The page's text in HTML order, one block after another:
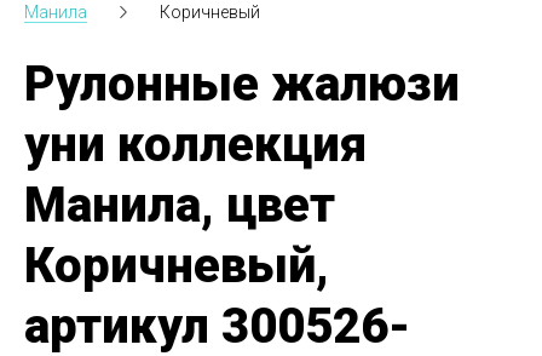
Манила
Коричневый
Рулонные жалюзи
уни коллекция
Манила, цвет
Коричневый,
артикул 300526-